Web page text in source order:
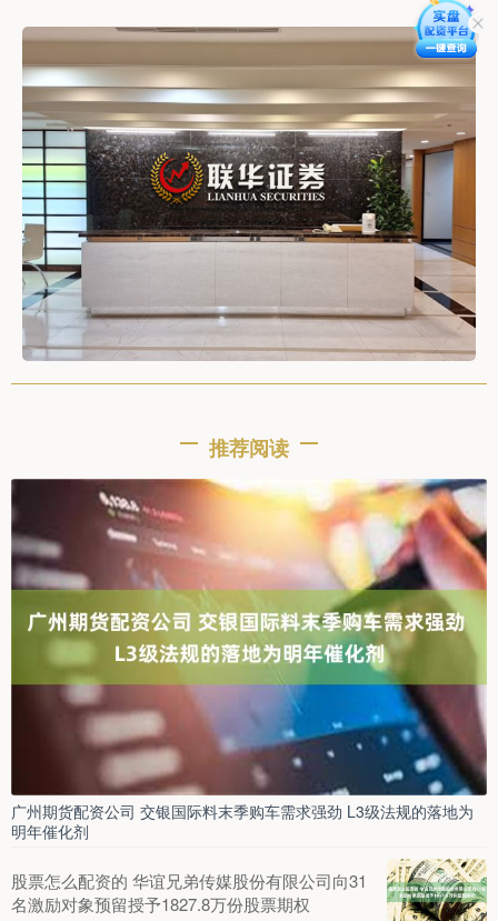
推荐阅读
广州期货配资公司 交银国际料末季购车需求强劲 L3级法规的落地为
明年催化剂
股票怎么配资的 华谊兄弟传媒股份有限公司向31
名激励对象预留授予1827.8万份股票期权